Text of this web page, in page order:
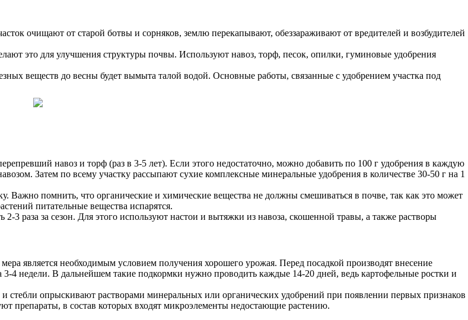
очищают от старой ботвы и сорняков, землю перекапывают, обеззараживают от вредителей и возбудителей
это для улучшения структуры почвы. Используют навоз, торф, песок, опилки, гуминовые удобрения
веществ до весны будет вымыта талой водой. Основные работы, связанные с удобрением участка под
навоз и торф (раз в 3-5 лет). Если этого недостаточно, можно добавить по 100 г удобрения в каждую
Затем по всему участку рассыпают сухие комплексные минеральные удобрения в количестве 30-50 г на 1
Важно помнить, что органические и химические вещества не должны смешиваться в почве, так как это может
питательные вещества испарятся.
3 раза за сезон. Для этого используют настои и вытяжки из навоза, скошенной травы, а также растворы
является необходимым условием получения хорошего урожая. Перед посадкой производят внесение
4 недели. В дальнейшем такие подкормки нужно проводить каждые 14-20 дней, ведь картофельные ростки и
стебли опрыскивают растворами минеральных или органических удобрений при появлении первых признаков
препараты, в состав которых входят микроэлементы недостающие растению.